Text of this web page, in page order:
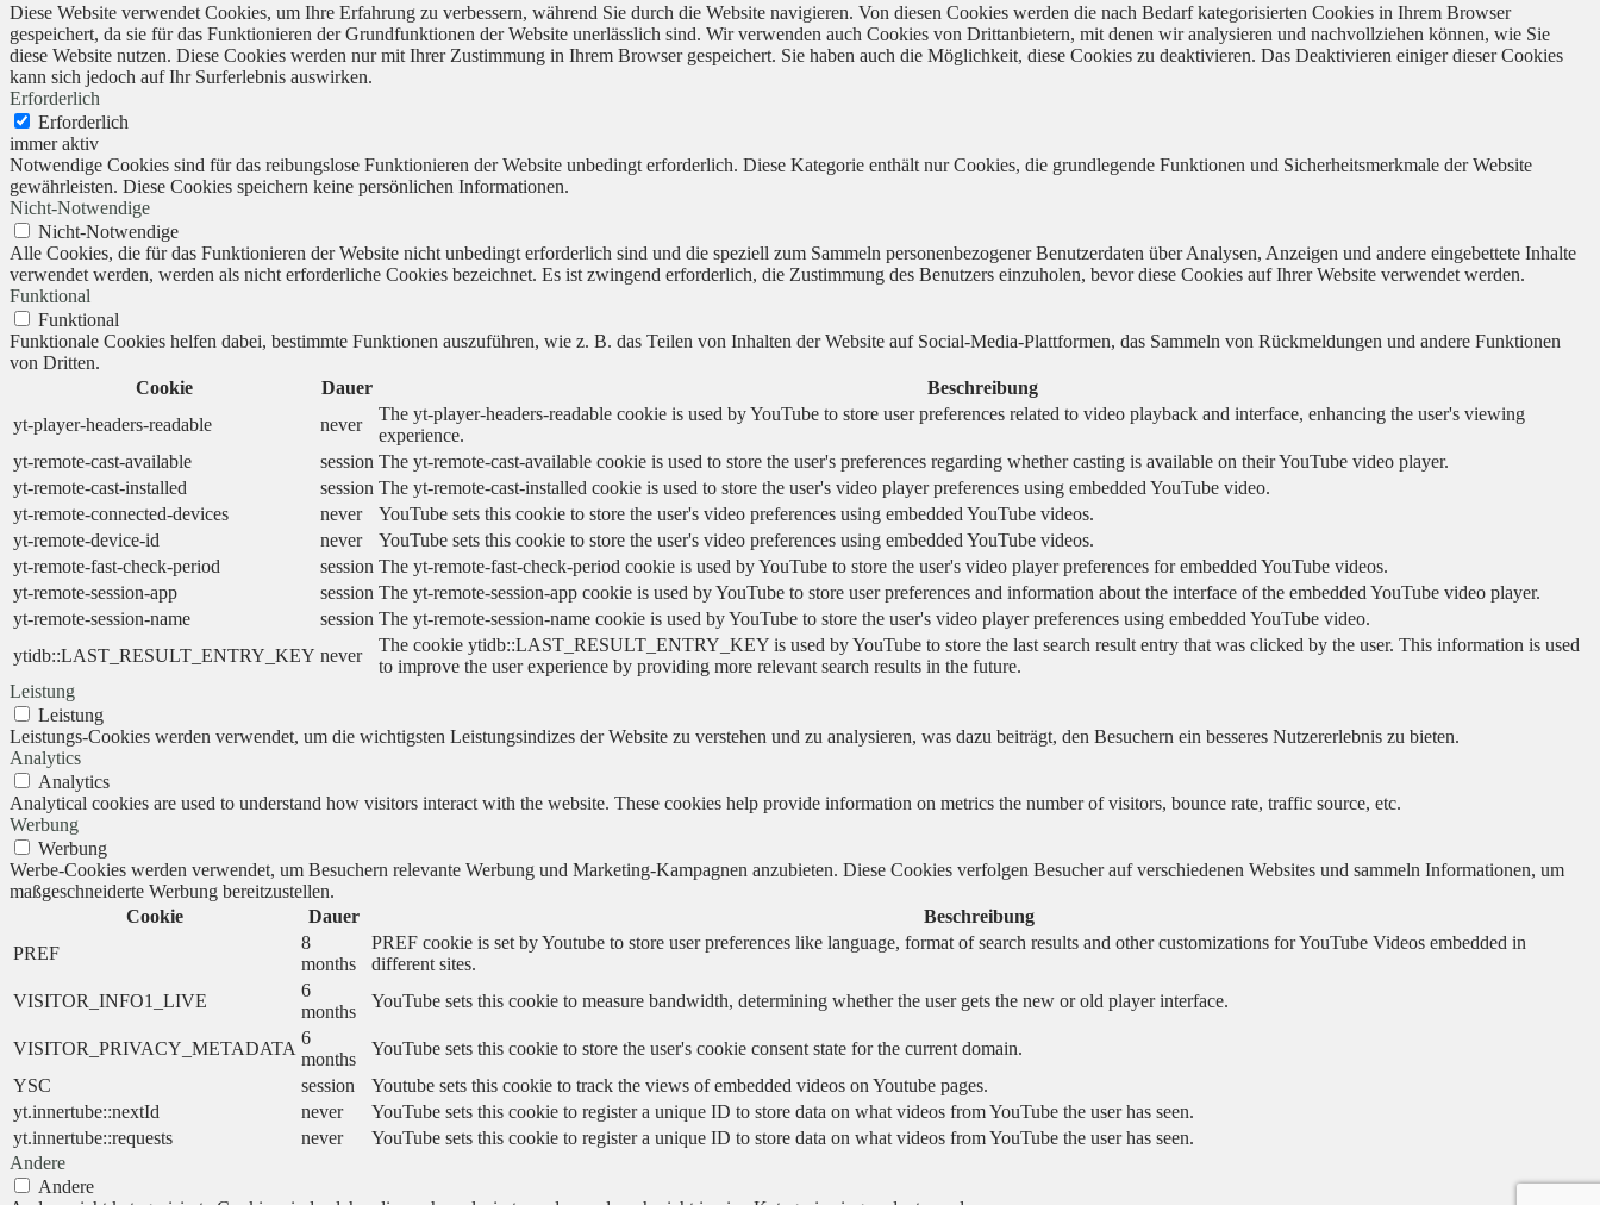
Diese Website verwendet Cookies, um Ihre Erfahrung zu verbessern, während Sie durch die Website navigieren. Von diesen Cookies werden die nach Bedarf kategorisierten Cookies in Ihrem Browser
gespeichert, da sie für das Funktionieren der Grundfunktionen der Website unerlässlich sind. Wir verwenden auch Cookies von Drittanbietern, mit denen wir analysieren und nachvollziehen können, wie Sie
diese Website nutzen. Diese Cookies werden nur mit Ihrer Zustimmung in Ihrem Browser gespeichert. Sie haben auch die Möglichkeit, diese Cookies zu deaktivieren. Das Deaktivieren einiger dieser Cookies
kann sich jedoch auf Ihr Surferlebnis auswirken.
Erforderlich
Erforderlich
immer aktiv
Notwendige Cookies sind für das reibungslose Funktionieren der Website unbedingt erforderlich. Diese Kategorie enthält nur Cookies, die grundlegende Funktionen und Sicherheitsmerkmale der Website
gewährleisten. Diese Cookies speichern keine persönlichen Informationen.
Nicht-Notwendige
Nicht-Notwendige
Alle Cookies, die für das Funktionieren der Website nicht unbedingt erforderlich sind und die speziell zum Sammeln personenbezogener Benutzerdaten über Analysen, Anzeigen und andere eingebettete Inhalte
verwendet werden, werden als nicht erforderliche Cookies bezeichnet. Es ist zwingend erforderlich, die Zustimmung des Benutzers einzuholen, bevor diese Cookies auf Ihrer Website verwendet werden.
Funktional
Funktional
Funktionale Cookies helfen dabei, bestimmte Funktionen auszuführen, wie z. B. das Teilen von Inhalten der Website auf Social-Media-Plattformen, das Sammeln von Rückmeldungen und andere Funktionen
von Dritten.
Cookie
Dauer
Beschreibung
yt-player-headers-readable
never
The yt-player-headers-readable cookie is used by YouTube to store user preferences related to video playback and interface, enhancing the user's viewing
experience.
yt-remote-cast-available
session The yt-remote-cast-available cookie is used to store the user's preferences regarding whether casting is available on their YouTube video player.
yt-remote-cast-installed
session The yt-remote-cast-installed cookie is used to store the user's video player preferences using embedded YouTube video.
yt-remote-connected-devices
never
YouTube sets this cookie to store the user's video preferences using embedded YouTube videos.
yt-remote-device-id
never
YouTube sets this cookie to store the user's video preferences using embedded YouTube videos.
yt-remote-fast-check-period
session The yt-remote-fast-check-period cookie is used by YouTube to store the user's video player preferences for embedded YouTube videos.
yt-remote-session-app
session The yt-remote-session-app cookie is used by YouTube to store user preferences and information about the interface of the embedded YouTube video player.
yt-remote-session-name
session The yt-remote-session-name cookie is used by YouTube to store the user's video player preferences using embedded YouTube video.
ytidb::LAST_RESULT_ENTRY_KEY never
The cookie ytidb::LAST_RESULT_ENTRY_KEY is used by YouTube to store the last search result entry that was clicked by the user. This information is used
to improve the user experience by providing more relevant search results in the future.
Leistung
Leistung
Leistungs-Cookies werden verwendet, um die wichtigsten Leistungsindizes der Website zu verstehen und zu analysieren, was dazu beiträgt, den Besuchern ein besseres Nutzererlebnis zu bieten.
Analytics
Analytics
Analytical cookies are used to understand how visitors interact with the website. These cookies help provide information on metrics the number of visitors, bounce rate, traffic source, etc.
Werbung
Werbung
Werbe-Cookies werden verwendet, um Besuchern relevante Werbung und Marketing-Kampagnen anzubieten. Diese Cookies verfolgen Besucher auf verschiedenen Websites und sammeln Informationen, um
maßgeschneiderte Werbung bereitzustellen.
Cookie
Dauer
Beschreibung
PREF
8
months
PREF cookie is set by Youtube to store user preferences like language, format of search results and other customizations for YouTube Videos embedded in
different sites.
VISITOR_INFO1_LIVE
6
months
YouTube sets this cookie to measure bandwidth, determining whether the user gets the new or old player interface.
VISITOR_PRIVACY_METADATA
6
months
YouTube sets this cookie to store the user's cookie consent state for the current domain.
YSC
session
Youtube sets this cookie to track the views of embedded videos on Youtube pages.
yt.innertube::nextId
never
YouTube sets this cookie to register a unique ID to store data on what videos from YouTube the user has seen.
yt.innertube::requests
never
YouTube sets this cookie to register a unique ID to store data on what videos from YouTube the user has seen.
Andere
Andere